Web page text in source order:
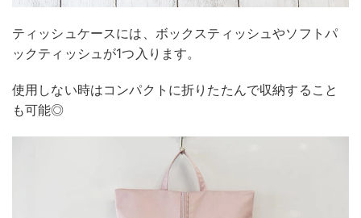
ティッシュケースには、ボックスティッシュやソフトパ
ックティッシュが1つ入ります。
使用しない時はコンパクトに折りたたんで収納すること
も可能◎